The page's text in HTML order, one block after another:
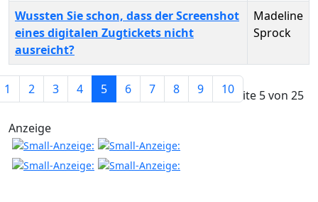
Beiträge
Wussten Sie schon, dass der Screenshot
eines digitalen Zugtickets nicht
ausreicht?
Madeline
Sprock
Seite 5 von 25
1 2 3 4 5 6 7 8 9 10
Anzeige